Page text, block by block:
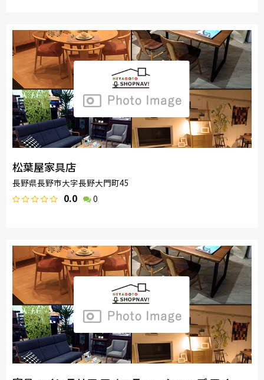
松葉屋家具店
長野県長野市大字長野大門町45
0.0 0